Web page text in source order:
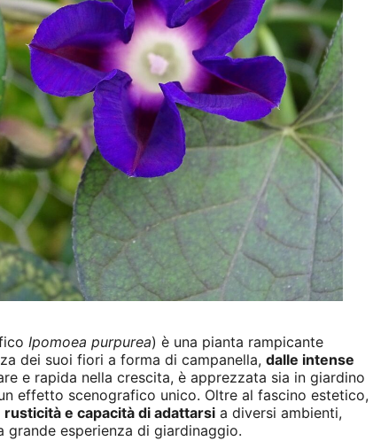
Ipomoea purpurea) è una pianta rampicante
dei suoi fiori a forma di campanella, dalle intense
e rapida nella crescita, è apprezzata sia in giardino
effetto scenografico unico. Oltre al fascino estetico,
rusticità e capacità di adattarsi a diversi ambienti,
grande esperienza di giardinaggio.